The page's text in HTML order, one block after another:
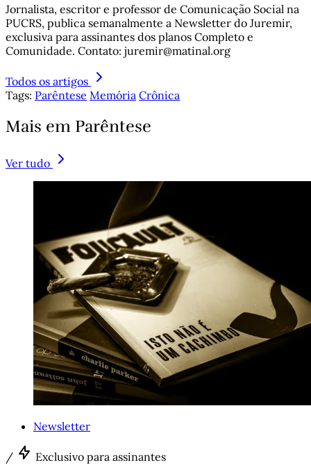
Jornalista, escritor e professor de Comunicação Social na
PUCRS, publica semanalmente a Newsletter do Juremir,
exclusiva para assinantes dos planos Completo e
Comunidade. Contato: juremir@matinal.org
Todos os artigos
Tags: Parêntese Memória Crônica
Mais em Parêntese
Ver tudo
Newsletter
/ Exclusivo para assinantes